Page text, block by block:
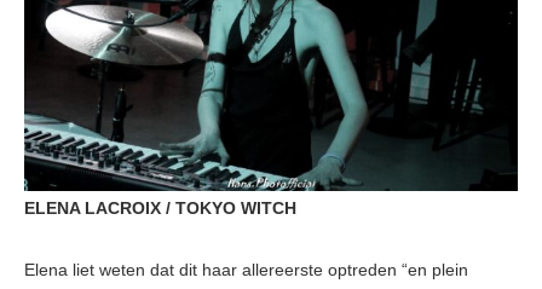
ELENA LACROIX / TOKYO WITCH
Elena liet weten dat dit haar allereerste optreden “en plein